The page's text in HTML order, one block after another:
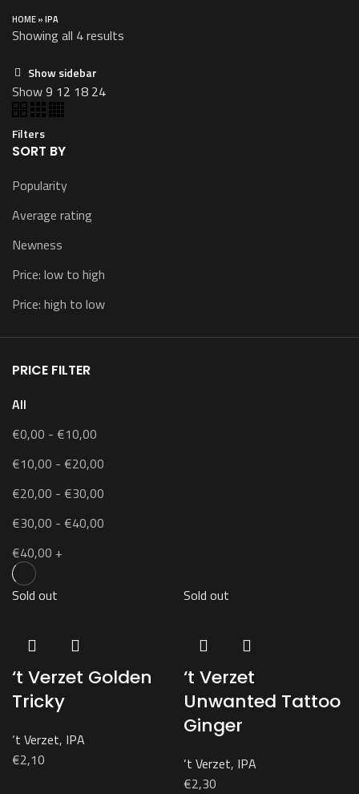
HOME»IPA
Showing all 4 results
Show sidebar
Show9 12 18 24
Filters
SORT BY
Popularity
Average rating
Newness
Price: low to high
Price: high to low
PRICE FILTER
All
€0,00 - €10,00
€10,00 - €20,00
€20,00 - €30,00
€30,00 - €40,00
€40,00 +
Sold out
‘t Verzet Golden
Tricky
‘t Verzet, IPA
€2,10
Sold out
‘t Verzet
Unwanted Tattoo
Ginger
‘t Verzet, IPA
€2,30